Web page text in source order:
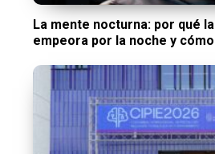
La mente nocturna: por qué
empeora por la noche y